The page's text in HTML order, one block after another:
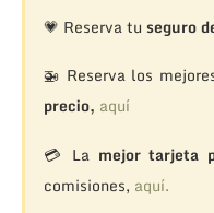
💗 Reserva tu seguro
🚁 Reserva los
precio, aquí
💳 La mejor tarjeta
comisiones, aquí.